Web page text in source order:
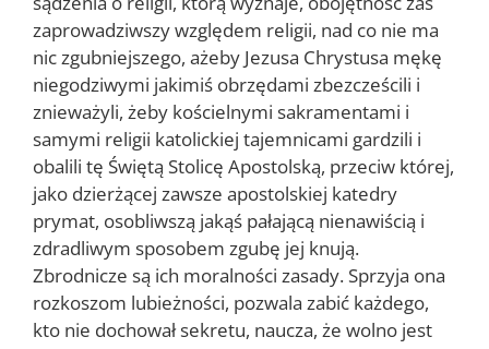
zaprowadziwszy względem religii, nad co nie ma
nic zgubniejszego, ażeby Jezusa Chrystusa mękę
niegodziwymi jakimiś obrzędami zbezcześcili i
znieważyli, żeby kościelnymi sakramentami i
samymi religii katolickiej tajemnicami gardzili i
obalili tę Świętą Stolicę Apostolską, przeciw której,
jako dzierżącej zawsze apostolskiej katedry
prymat, osobliwszą jakąś pałającą nienawiścią i
zdradliwym sposobem zgubę jej knują.
Zbrodnicze są ich moralności zasady. Sprzyja ona
rozkoszom lubieżności, pozwala zabić każdego,
kto nie dochował sekretu, naucza, że wolno jest